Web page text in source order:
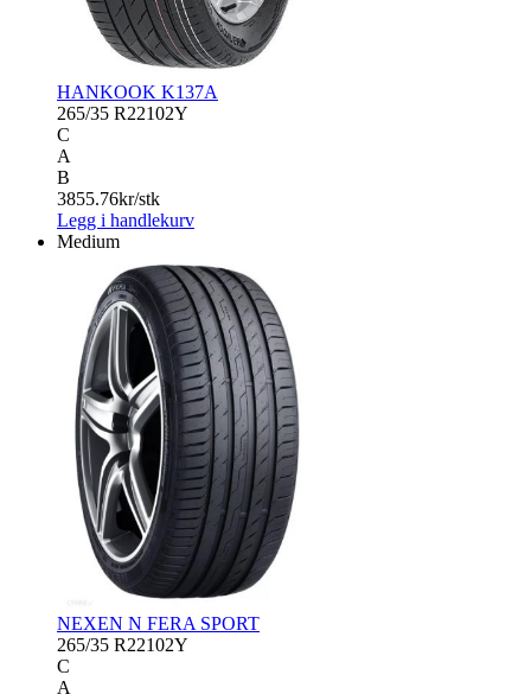
HANKOOK K137A
265/35 R22102Y
C
A
B
3855.76kr/stk
Legg i handlekurv
Medium
NEXEN N FERA SPORT
265/35 R22102Y
C
A